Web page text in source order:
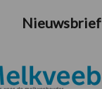
Nieuwsbrief